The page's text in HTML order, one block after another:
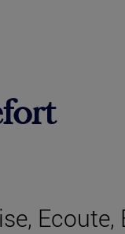
Ecoute,